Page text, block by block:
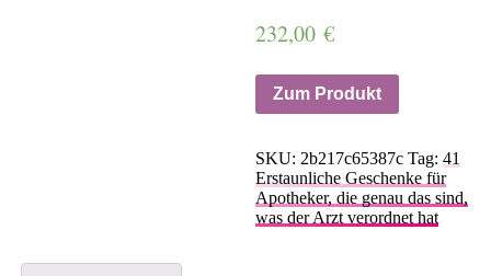
232,00 €
Zum Produkt
SKU: 2b217c65387c Tag: 41
Erstaunliche Geschenke für
Apotheker, die genau das sind,
was der Arzt verordnet hat